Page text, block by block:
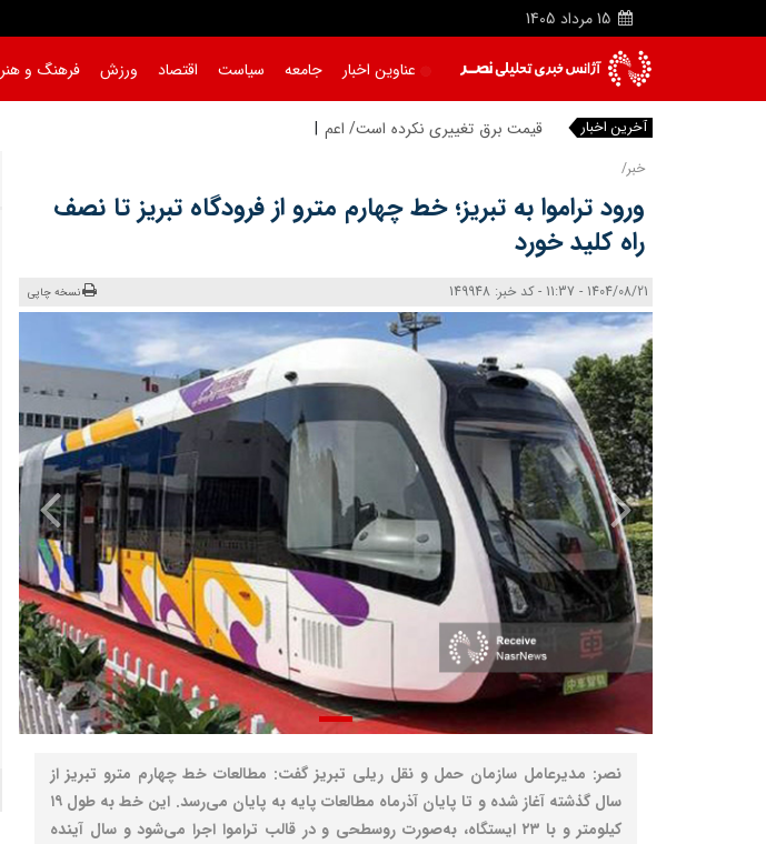
15 مرداد 1405
عناوین اخبار جامعه سیاست اقتصاد ورزش فرهنگ و هنر
آخرین اخبار |
خبر/
ورود تراموا به تبریز؛ خط چهارم مترو از فرودگاه تبریز تا نصف‌
راه کلید خورد
1404/08/21 - 11:37 - کد خبر: 149948 نسخه چاپی
نصر: مدیرعامل سازمان حمل و نقل ریلی تبریز گفت: مطالعات خط چهارم مترو تبریز از
سال گذشته آغاز شده و تا پایان آذرماه مطالعات پایه به پایان می‌رسد. این خط به طول ۱۹
کیلومتر و با ۲۳ ایستگاه، به‌صورت روسطحی و در قالب تراموا اجرا می‌شود و سال آینده